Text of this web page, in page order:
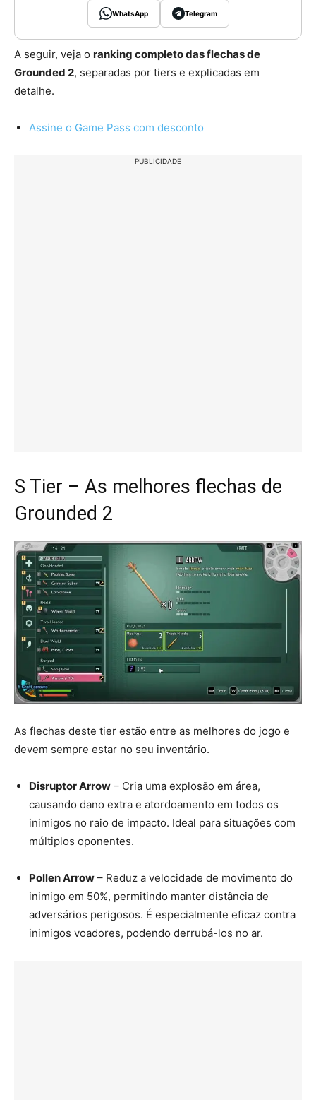
WhatsApp Telegram
A seguir, veja o ranking completo das flechas de
Grounded 2, separadas por tiers e explicadas em
detalhe.
Assine o Game Pass com desconto
PUBLICIDADE
S Tier – As melhores flechas de
Grounded 2
As flechas deste tier estão entre as melhores do jogo e
devem sempre estar no seu inventário.
Disruptor Arrow – Cria uma explosão em área,
causando dano extra e atordoamento em todos os
inimigos no raio de impacto. Ideal para situações com
múltiplos oponentes.
Pollen Arrow – Reduz a velocidade de movimento do
inimigo em 50%, permitindo manter distância de
adversários perigosos. É especialmente eficaz contra
inimigos voadores, podendo derrubá-los no ar.